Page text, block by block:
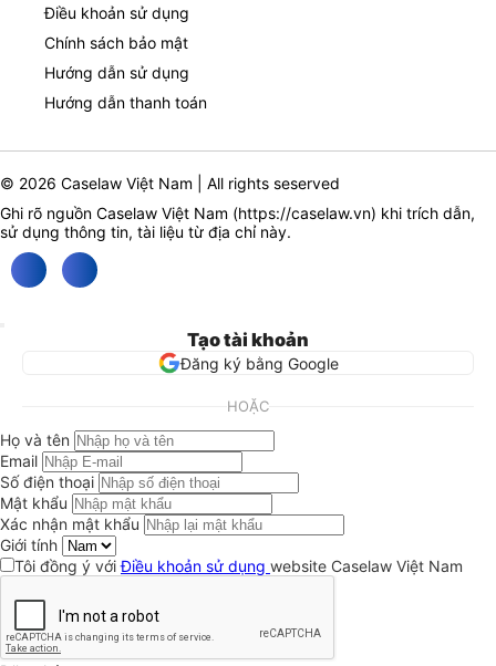
Điều khoản sử dụng
Chính sách bảo mật
Hướng dẫn sử dụng
Hướng dẫn thanh toán
© 2026 Caselaw Việt Nam | All rights seserved
Ghi rõ nguồn Caselaw Việt Nam (https://caselaw.vn) khi trích dẫn,
sử dụng thông tin, tài liệu từ địa chỉ này.
Tạo tài khoản
Đăng ký bằng Google
HOẶC
Họ và tên
Email
Số điện thoại
Mật khẩu
Xác nhận mật khẩu
Giới tính
Tôi đồng ý vớiĐiều khoản sử dụng website Caselaw Việt Nam